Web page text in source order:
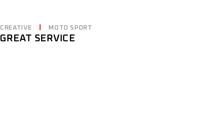
CREATIVE MOTO SPORT
GREAT SERVICE